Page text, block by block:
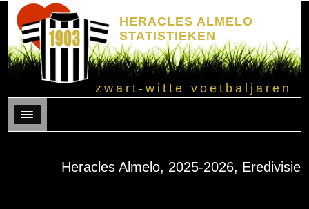
HERACLES ALMELO
STATISTIEKEN
zwart-witte voetbaljaren
Menu
Heracles Almelo, 2025-2026, Eredivisie